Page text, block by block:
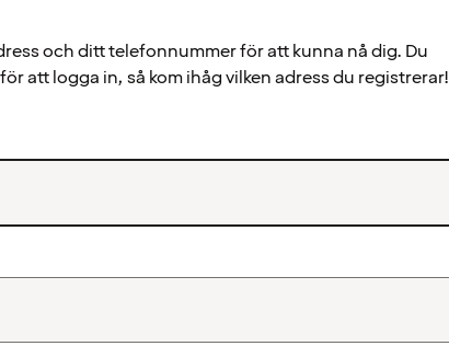
och ditt telefonnummer för att kunna nå dig. Du
att logga in, så kom ihåg vilken adress du registrerar!